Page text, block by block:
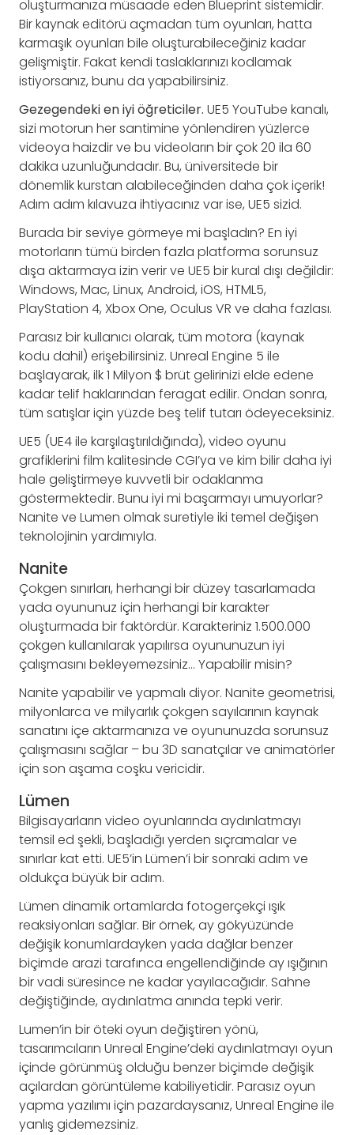
oluşturmanıza müsaade eden Blueprint sistemidir.
Bir kaynak editörü açmadan tüm oyunları, hatta
karmaşık oyunları bile oluşturabileceğiniz kadar
gelişmiştir. Fakat kendi taslaklarınızı kodlamak
istiyorsanız, bunu da yapabilirsiniz.
Gezegendeki en iyi öğreticiler. UE5 YouTube kanalı,
sizi motorun her santimine yönlendiren yüzlerce
videoya haizdir ve bu videoların bir çok 20 ila 60
dakika uzunluğundadır. Bu, üniversitede bir
dönemlik kurstan alabileceğinden daha çok içerik!
Adım adım kılavuza ihtiyacınız var ise, UE5 sizid.
Burada bir seviye görmeye mi başladın? En iyi
motorların tümü birden fazla platforma sorunsuz
dışa aktarmaya izin verir ve UE5 bir kural dışı değildir:
Windows, Mac, Linux, Android, iOS, HTML5,
PlayStation 4, Xbox One, Oculus VR ve daha fazlası.
Parasız bir kullanıcı olarak, tüm motora (kaynak
kodu dahil) erişebilirsiniz. Unreal Engine 5 ile
başlayarak, ilk 1 Milyon $ brüt gelirinizi elde edene
kadar telif haklarından feragat edilir. Ondan sonra,
tüm satışlar için yüzde beş telif tutarı ödeyeceksiniz.
UE5 (UE4 ile karşılaştırıldığında), video oyunu
grafiklerini film kalitesinde CGI’ya ve kim bilir daha iyi
hale geliştirmeye kuvvetli bir odaklanma
göstermektedir. Bunu iyi mi başarmayı umuyorlar?
Nanite ve Lumen olmak suretiyle iki temel değişen
teknolojinin yardımıyla.
Nanite
Çokgen sınırları, herhangi bir düzey tasarlamada
yada oyununuz için herhangi bir karakter
oluşturmada bir faktördür. Karakteriniz 1.500.000
çokgen kullanılarak yapılırsa oyununuzun iyi
çalışmasını bekleyemezsiniz… Yapabilir misin?
Nanite yapabilir ve yapmalı diyor. Nanite geometrisi,
milyonlarca ve milyarlık çokgen sayılarının kaynak
sanatını içe aktarmanıza ve oyununuzda sorunsuz
çalışmasını sağlar – bu 3D sanatçılar ve animatörler
için son aşama coşku vericidir.
Lümen
Bilgisayarların video oyunlarında aydınlatmayı
temsil ed şekli, başladığı yerden sıçramalar ve
sınırlar kat etti. UE5’in Lümen’i bir sonraki adım ve
oldukça büyük bir adım.
Lümen dinamik ortamlarda fotogerçekçi ışık
reaksiyonları sağlar. Bir örnek, ay gökyüzünde
değişik konumlardayken yada dağlar benzer
biçimde arazi tarafınca engellendiğinde ay ışığının
bir vadi süresince ne kadar yayılacağıdır. Sahne
değiştiğinde, aydınlatma anında tepki verir.
Lumen’in bir öteki oyun değiştiren yönü,
tasarımcıların Unreal Engine’deki aydınlatmayı oyun
içinde görünmüş olduğu benzer biçimde değişik
açılardan görüntüleme kabiliyetidir. Parasız oyun
yapma yazılımı için pazardaysanız, Unreal Engine ile
yanlış gidemezsiniz.